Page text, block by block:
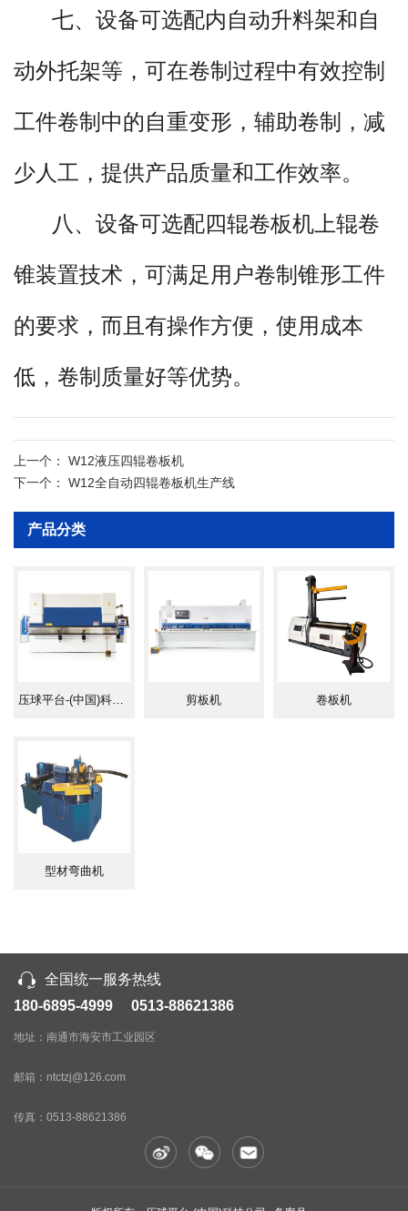
二、该机型不仅满足圆形的自动卷
制加工，还能满足各种弧形、方形、三
角、扁圆，椭圆形等工件的自动化卷
三、操作系统配备EPS电子自动调
平系统，可自动调整运动轴的平行度，
保障产品质量。
四、该设备对料、预弯、卷圆在一
次卷制过程中完成，预弯剩余直边量
≤1.5倍板厚，卷圆精度高，可满足自动
五、该机型采用倒置式侧辊油缸技
术，在提高滑动稳定性减少设备故障的
安装需求，减少用户设备基坑等基础建
设费用。
六、严格按照工艺要求，对机架等
力，提高机体强度及稳定性。
七、设备可选配内自动升料架和自
动外托架等，可在卷制过程中有效控制
工件卷制中的自重变形，辅助卷制，减
七、设备可选配内自动升料架和自
动外托架等，可在卷制过程中有效控制
工件卷制中的自重变形，辅助卷制，减
少人工，提供产品质量和工作效率。
八、设备可选配四辊卷板机上辊卷
锥装置技术，可满足用户卷制锥形工件
的要求，而且有操作方便，使用成本
低，卷制质量好等优势。
上一个： W12液压四辊卷板机
下一个： W12全自动四辊卷板机生产线
产品分类
压球平台-(中国)科技公司 剪板机 卷板机
型材弯曲机
全国统一服务热线
180-6895-4999 0513-88621386
地址：南通市海安市工业园区
邮箱：ntctzj@126.com
传真： 0513-88621386